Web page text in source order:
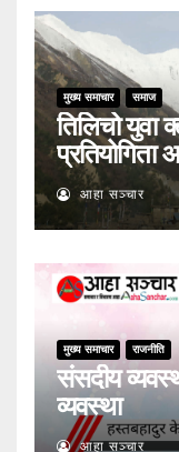
मुख्य समाचार समाज
तिलिचो युवा
प्रतियोगिता
आहा सञ्चार
मुख्य समाचार राजनीति
संसदीय
व्यवस्था
आहा सञ्चार